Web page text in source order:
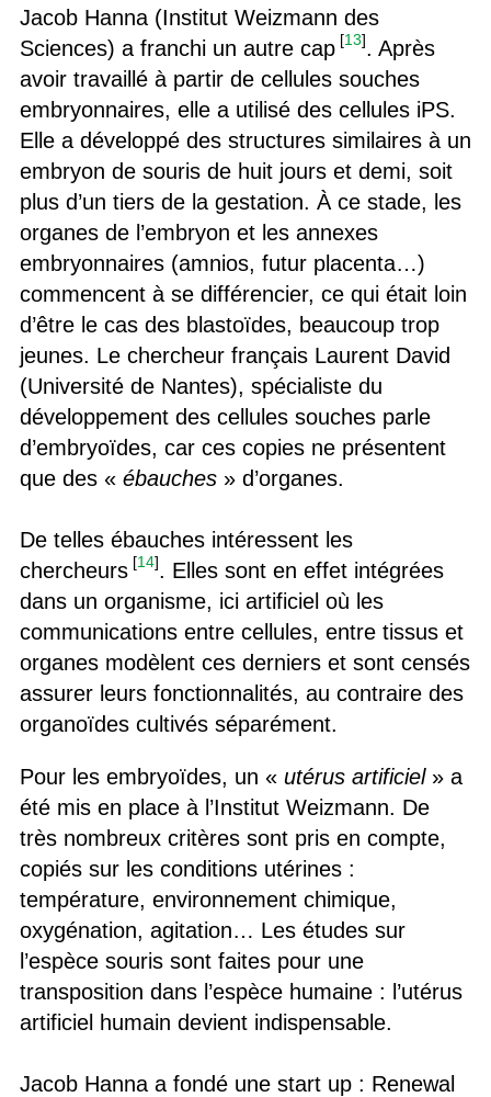
Jacob Hanna (Institut Weizmann des
Sciences) a franchi un autre cap [13]. Après
avoir travaillé à partir de cellules souches
embryonnaires, elle a utilisé des cellules iPS.
Elle a développé des structures similaires à un
embryon de souris de huit jours et demi, soit
plus d’un tiers de la gestation. À ce stade, les
organes de l’embryon et les annexes
embryonnaires (amnios, futur placenta…)
commencent à se différencier, ce qui était loin
d’être le cas des blastoïdes, beaucoup trop
jeunes. Le chercheur français Laurent David
(Université de Nantes), spécialiste du
développement des cellules souches parle
d’embryoïdes, car ces copies ne présentent
que des « ébauches» d’organes.
De telles ébauches intéressent les
chercheurs [14]. Elles sont en effet intégrées
dans un organisme, ici artificiel où les
communications entre cellules, entre tissus et
organes modèlent ces derniers et sont censés
assurer leurs fonctionnalités, au contraire des
organoïdes cultivés séparément.
Pour les embryoïdes, un « utérus artificiel» a
été mis en place à l’Institut Weizmann. De
très nombreux critères sont pris en compte,
copiés sur les conditions utérines :
température, environnement chimique,
oxygénation, agitation… Les études sur
l’espèce souris sont faites pour une
transposition dans l’espèce humaine : l’utérus
artificiel humain devient indispensable.
Jacob Hanna a fondé une start up : Renewal